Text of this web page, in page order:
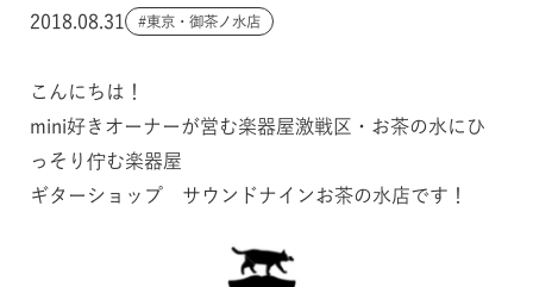
2018.08.31 東京・御茶ノ水店
こんにちは！
mini好きオーナーが営む楽器屋激戦区・お茶の水にひ
っそり佇む楽器屋
ギターショップ サウンドナインお茶の水店です！